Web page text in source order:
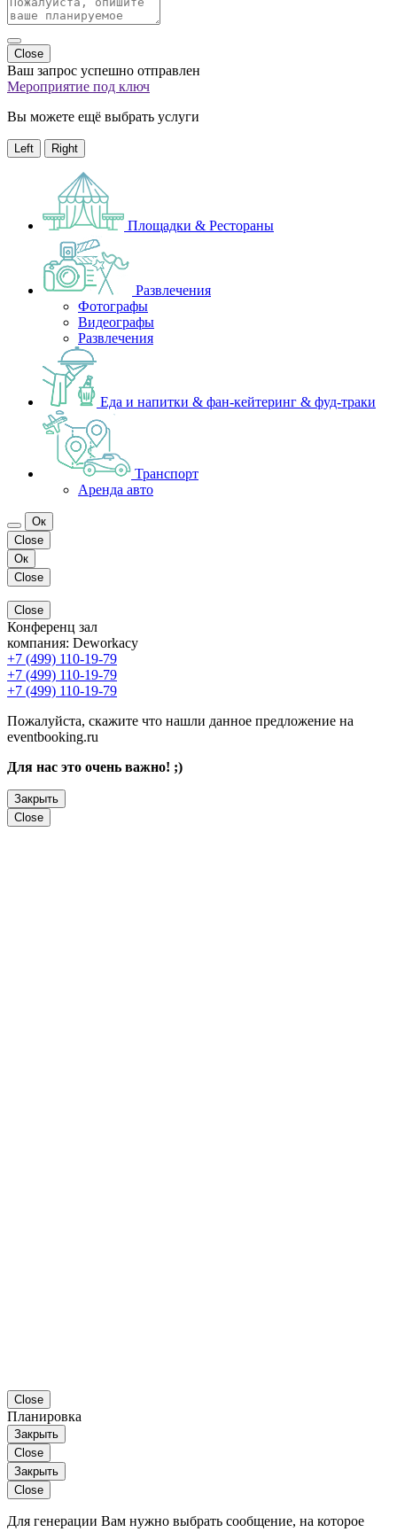
Close
Ваш запрос успешно отправлен
Мероприятие под ключ
Вы можете ещё выбрать услуги
Left Right
Площадки & Рестораны
Развлечения
Фотографы
Видеографы
Развлечения
Еда и напитки & фан-кейтеринг & фуд-траки
Транспорт
Аренда авто
Ок
Close
Ок
Close
Close
Конференц зал
компания: Deworkacy
+7 (499) 110-19-79
+7 (499) 110-19-79
+7 (499) 110-19-79
Пожалуйста, скажите что нашли данное предложение на
eventbooking.ru
Для нас это очень важно! ;)
Закрыть
Close
Close
Планировка
Закрыть
Close
Закрыть
Close
Для генерации Вам нужно выбрать сообщение, на которое